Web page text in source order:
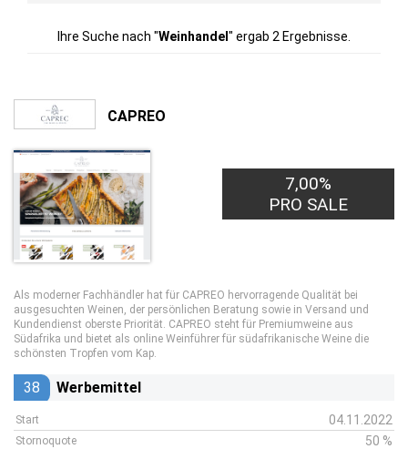
Ihre Suche nach "Weinhandel " ergab 2 Ergebnisse.
CAPREO
7,00%
PRO SALE
Als moderner Fachhändler hat für CAPREO hervorragende Qualität bei
ausgesuchten Weinen, der persönlichen Beratung sowie in Versand und
Kundendienst oberste Priorität. CAPREO steht für Premiumweine aus
Südafrika und bietet als online Weinführer für südafrikanische Weine die
schönsten Tropfen vom Kap.
38 Werbemittel
Start 04.11.2022
Stornoquote 50 %